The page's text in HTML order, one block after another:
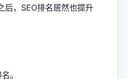
后，SEO排名居然也提升
。